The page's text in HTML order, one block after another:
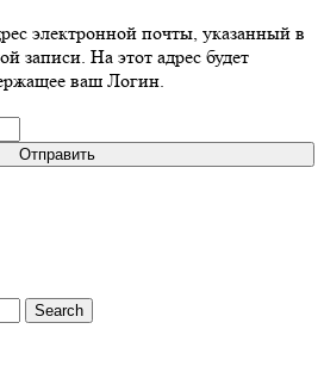
электронной почты, указанный в
записи. На этот адрес будет
ваш Логин.
Отправить